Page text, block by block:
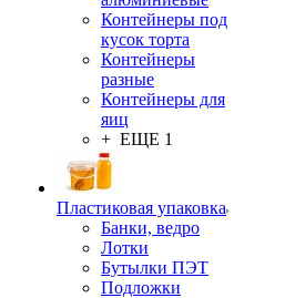
Контейнеры под
кусок торта
Контейнеры
разные
Контейнеры для
яиц
+ ЕЩЕ 1
Пластиковая упаковка
Банки, ведро
Лотки
Бутылки ПЭТ
Подложки